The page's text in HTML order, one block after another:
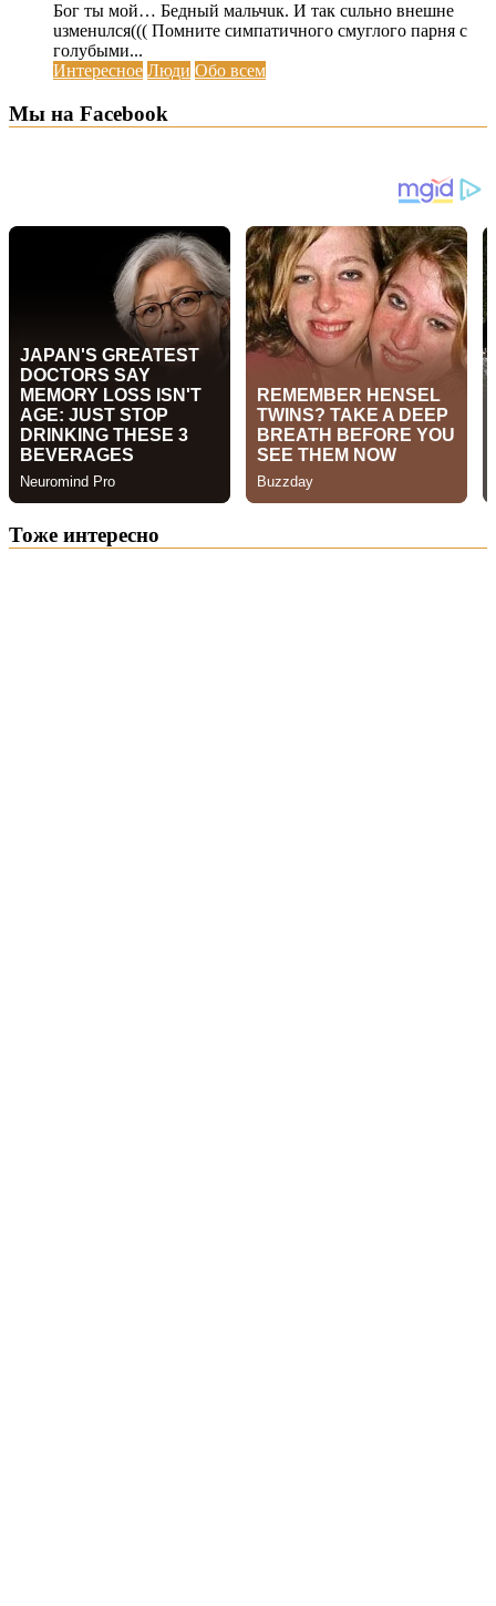
Бог ты мой… Бедный мальчuк. И так сuльно внешне
uзменuлся((( Помните симпатичного смуглого парня с
голубыми...
Интересное Люди Обо всем
Мы на Facebook
Тоже интересно